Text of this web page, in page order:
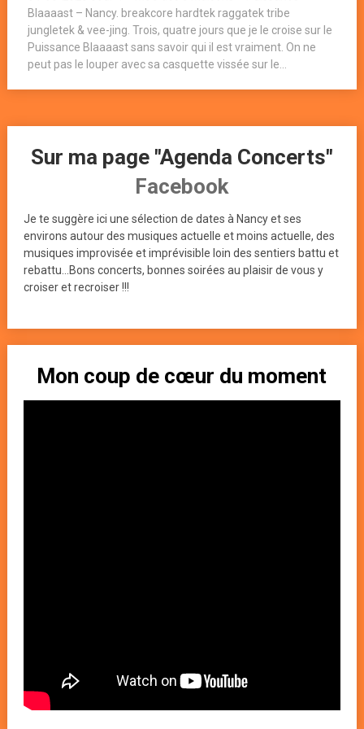
Blaaaast – Nancy. breakcore hardtek raggatek tribe
jungletek & vee-jing. Trois, quatre jours que je le croise sur le
Puissance Blaaaast sans savoir qui il est vraiment. On ne
peut pas le louper avec sa casquette vissée sur le...
Sur ma page "Agenda Concerts"
Facebook
Je te suggère ici une sélection de dates à Nancy et ses
environs autour des musiques actuelle et moins actuelle, des
musiques improvisée et imprévisible loin des sentiers battu et
rebattu...Bons concerts, bonnes soirées au plaisir de vous y
croiser et recroiser !!!
Mon coup de cœur du moment